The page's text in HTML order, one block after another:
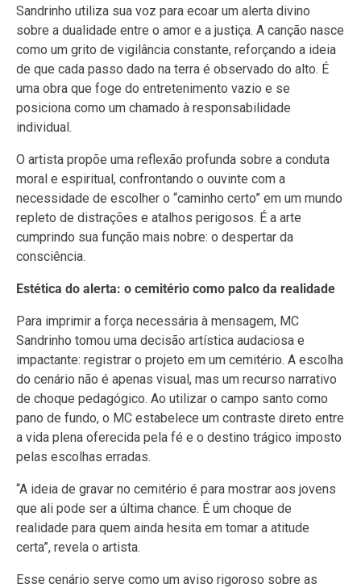
Sandrinho utiliza sua voz para ecoar um alerta divino
sobre a dualidade entre o amor e a justiça. A canção nasce
como um grito de vigilância constante, reforçando a ideia
de que cada passo dado na terra é observado do alto. É
uma obra que foge do entretenimento vazio e se
posiciona como um chamado à responsabilidade
individual.
O artista propõe uma reflexão profunda sobre a conduta
moral e espiritual, confrontando o ouvinte com a
necessidade de escolher o “caminho certo” em um mundo
repleto de distrações e atalhos perigosos. É a arte
cumprindo sua função mais nobre: o despertar da
consciência.
Estética do alerta: o cemitério como palco da realidade
Para imprimir a força necessária à mensagem, MC
Sandrinho tomou uma decisão artística audaciosa e
impactante: registrar o projeto em um cemitério. A escolha
do cenário não é apenas visual, mas um recurso narrativo
de choque pedagógico. Ao utilizar o campo santo como
pano de fundo, o MC estabelece um contraste direto entre
a vida plena oferecida pela fé e o destino trágico imposto
pelas escolhas erradas.
“A ideia de gravar no cemitério é para mostrar aos jovens
que ali pode ser a última chance. É um choque de
realidade para quem ainda hesita em tomar a atitude
certa”, revela o artista.
Esse cenário serve como um aviso rigoroso sobre as